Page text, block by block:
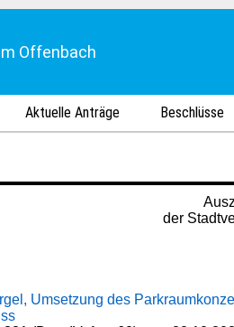
Offenbach
Aktuelle Anträge Beschlüsse
der
Umsetzung des